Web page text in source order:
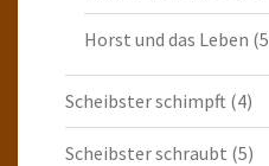
Horst und das Leben
Scheibster schimpft (4)
Scheibster schraubt (5)